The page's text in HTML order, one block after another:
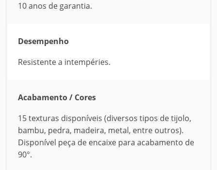
10 anos de garantia.
Desempenho
Resistente a intempéries.
Acabamento / Cores
15 texturas disponíveis (diversos tipos de tijolo,
bambu, pedra, madeira, metal, entre outros).
Disponível peça de encaixe para acabamento de
90°.